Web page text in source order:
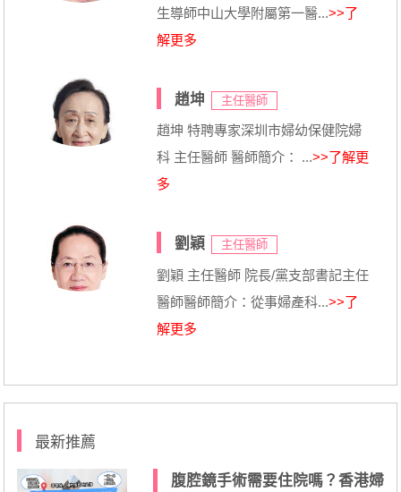
生導師中山大學附屬第一醫...>>了
解更多
趙坤 主任醫師
趙坤 特聘專家深圳市婦幼保健院婦
科 主任醫師 醫師簡介： ...>>了解更
多
劉穎 主任醫師
劉穎 主任醫師 院長/黨支部書記主任
醫師醫師簡介：從事婦產科...>>了
解更多
最新推薦
腹腔鏡手術需要住院嗎？香港婦